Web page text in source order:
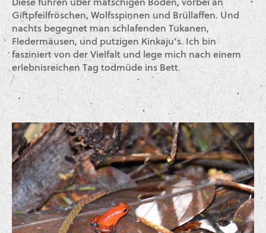
Diese führen über matschigen Boden, vorbei an
Giftpfeilfröschen, Wolfsspinnen und Brüllaffen. Und
nachts begegnet man schlafenden Tukanen,
Fledermäusen, und putzigen Kinkaju’s. Ich bin
fasziniert von der Vielfalt und lege mich nach einem
erlebnisreichen Tag todmüde ins Bett.